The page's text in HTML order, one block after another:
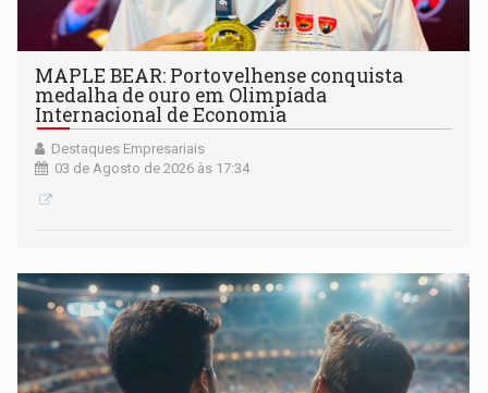
MAPLE BEAR: Portovelhense conquista
medalha de ouro em Olimpíada
Internacional de Economia
Destaques Empresariais
03 de Agosto de 2026 às 17:34